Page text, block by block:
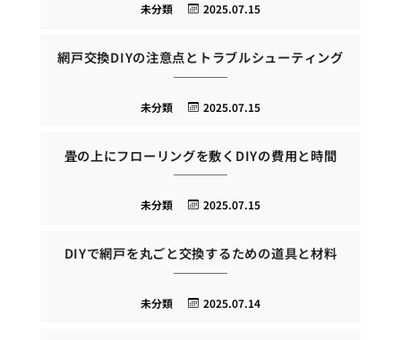
2025.07.15
未分類
網戸交換DIYの注意点とトラブルシューティング
2025.07.15
未分類
畳の上にフローリングを敷くDIYの費用と時間
2025.07.15
未分類
DIYで網戸を丸ごと交換するための道具と材料
2025.07.14
未分類